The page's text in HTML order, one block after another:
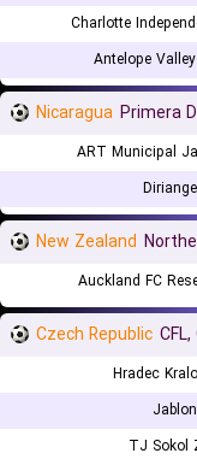
Charlotte
Antelope
Nicaragua Primera
ART Municipal
New Zealand
Auckland FC
Czech Republic
Hradec
TJ Sokol